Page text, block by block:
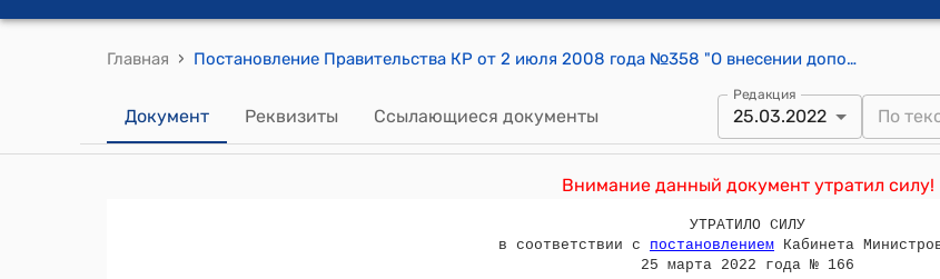
Главная › Постановление Правительства КР от 2 июля 2008 года №358 "О внесении дополнений и изменений в постановление Правительства Кыргызской Республики от 17 марта 2000 года № 142 "О мерах по реализации требований Налогового кодекса Кыргызской Республики"
Документ Реквизиты Ссылающиеся документы
Редакция
25.03.2022
Внимание данный документ утратил силу!